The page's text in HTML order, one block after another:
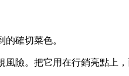
確切菜色。
險。把它用在行銷亮點上，